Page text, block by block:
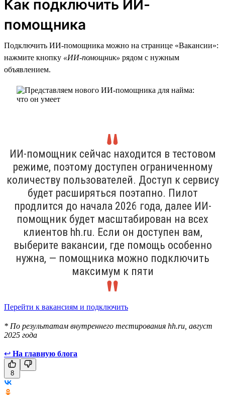
Как подключить ИИ-
помощника
Подключить ИИ-помощника можно на странице «Вакансии»:
нажмите кнопку «ИИ-помощник» рядом с нужным
объявлением.
ИИ-помощник сейчас находится в тестовом
режиме, поэтому доступен ограниченному
количеству пользователей. Доступ к сервису
будет расширяться поэтапно. Пилот
продлится до начала 2026 года, далее ИИ-
помощник будет масштабирован на всех
клиентов hh.ru. Если он доступен вам,
выберите вакансии, где помощь особенно
нужна, — помощника можно подключить
максимум к пяти
Перейти к вакансиям и подключить
* По результатам внутреннего тестирования hh.ru, август
2025 года
↩ На главную блога
8